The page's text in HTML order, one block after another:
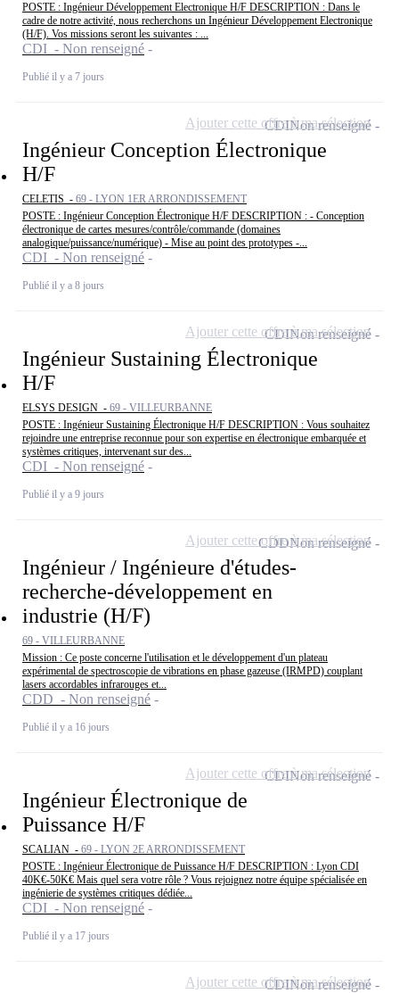
POSTE : Ingénieur Développement Electronique H/F DESCRIPTION : Dans le
cadre de notre activité, nous recherchons un Ingénieur Développement Electronique
(H/F). Vos missions seront les suivantes : ...
CDI - Non renseigné
Publié il y a 7 jours
Ingénieur Conception Électronique
H/F
CELETIS - 69 - LYON 1ER ARRONDISSEMENT
POSTE : Ingénieur Conception Électronique H/F DESCRIPTION : - Conception
électronique de cartes mesures/contrôle/commande (domaines
analogique/puissance/numérique) - Mise au point des prototypes -...
CDI - Non renseigné
Publié il y a 8 jours
CDINon renseigné
Ajouter cette offre à ma sélection
Ingénieur Sustaining Électronique
H/F
ELSYS DESIGN - 69 - VILLEURBANNE
POSTE : Ingénieur Sustaining Électronique H/F DESCRIPTION : Vous souhaitez
rejoindre une entreprise reconnue pour son expertise en électronique embarquée et
systèmes critiques, intervenant sur des...
CDI - Non renseigné
Publié il y a 9 jours
CDINon renseigné
Ajouter cette offre à ma sélection
Ingénieur / Ingénieure d'études-
recherche-développement en
industrie (H/F)
69 - VILLEURBANNE
Mission : Ce poste concerne l'utilisation et le développement d'un plateau
expérimental de spectroscopie de vibrations en phase gazeuse (IRMPD) couplant
lasers accordables infrarouges et...
CDD - Non renseigné
Publié il y a 16 jours
CDDNon renseigné
Ajouter cette offre à ma sélection
Ingénieur Électronique de
Puissance H/F
SCALIAN - 69 - LYON 2E ARRONDISSEMENT
POSTE : Ingénieur Électronique de Puissance H/F DESCRIPTION : Lyon CDI
40K€-50K€ Mais quel sera votre rôle ? Vous rejoignez notre équipe spécialisée en
ingénierie de systèmes critiques dédiée...
CDI - Non renseigné
Publié il y a 17 jours
CDINon renseigné
Ajouter cette offre à ma sélection
CDINon renseigné
Ajouter cette offre à ma sélection